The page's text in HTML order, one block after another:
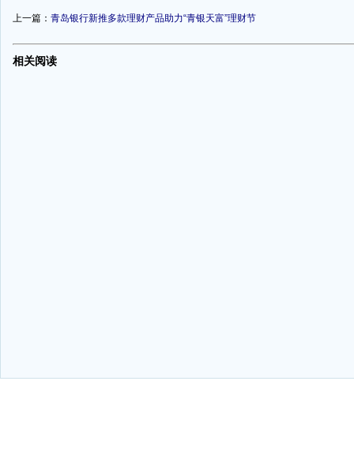
上一篇： 青岛银行新推多款理财产品助力“青银天富”理财节
-
相关阅读